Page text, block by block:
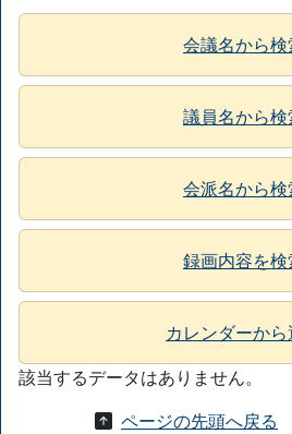
会議名から検
議員名から検
会派名から検
録画内容を検
カレンダーから
該当するデータはありません。
ページの先頭へ戻る